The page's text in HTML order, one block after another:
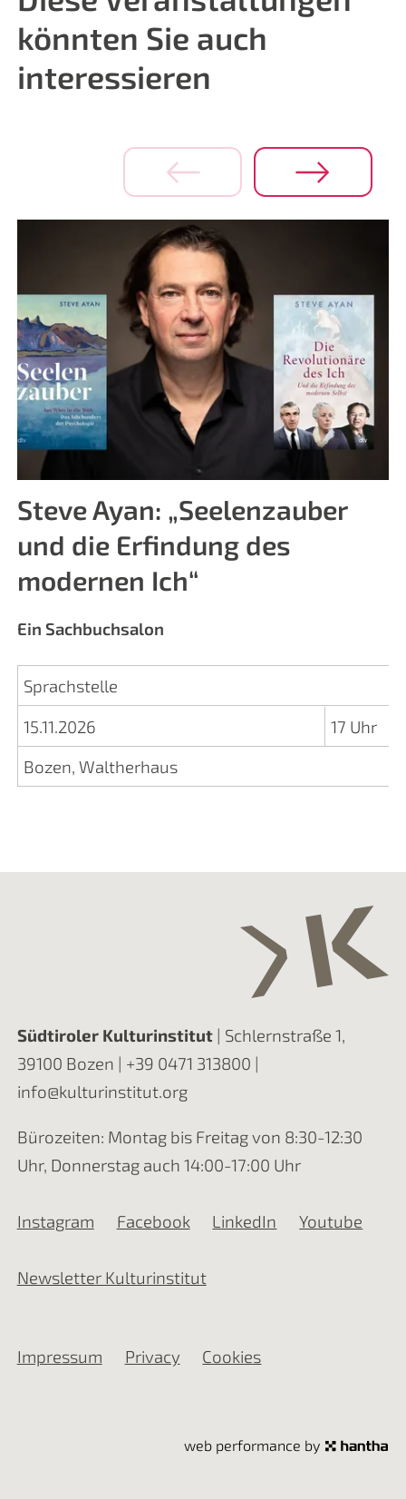
könnten Sie auch
interessieren
Steve Ayan: „Seelenzauber
und die Erfindung des
modernen Ich“
Ein Sachbuchsalon
Sprachstelle
15.11.2026
17 Uhr
Bozen, Waltherhaus
Südtiroler Kulturinstitut| Schlernstraße 1,
39100 Bozen | +39 0471 313800 |
info@kulturinstitut.org
Bürozeiten: Montag bis Freitag von 8:30-12:30
Uhr, Donnerstag auch 14:00-17:00 Uhr
Instagram Facebook LinkedIn Youtube
Newsletter Kulturinstitut
Impressum Privacy Cookies
web performance by